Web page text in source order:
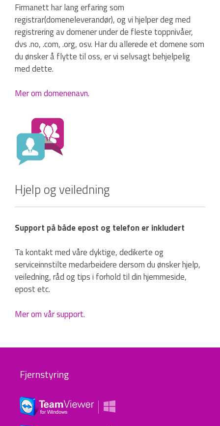
Firmanett har lang erfaring som
registrar(domeneleverandør), og vi hjelper deg med
registrering av domener under de fleste toppnivåer,
dvs .no, .com, .org, osv. Har du allerede et domene som
du ønsker å flytte til oss, er vi selvsagt behjelpelig
med dette.
Mer om domenenavn.
Hjelp og veiledning
Support på både epost og telefon er inkludert
Ta kontakt med våre dyktige, dedikerte og
serviceinnstilte medarbeidere dersom du ønsker hjelp,
veiledning, råd og tips i forhold til din hjemmeside,
epost etc.
Mer om vår support.
Fjernstyring